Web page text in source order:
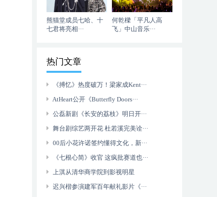
熊猫堂成员七哈、十
七君将亮相···
何乾樑「平凡人高
飞」中山音乐···
热门文章
《搏忆》热度破万！梁家成Kent···
AtHeart公开《Butterfly Doors···
公磊新剧《长安的荔枝》明日开···
舞台剧综艺两开花 杜若溪完美诠···
00后小花许诺签约懂得文化，新···
《七根心简》收官 这疯批赛道也···
上淇从清华商学院到影视明星
迟兴楷参演建军百年献礼影片《···